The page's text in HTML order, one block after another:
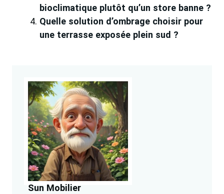
bioclimatique plutôt qu’un store banne ?
Quelle solution d’ombrage choisir pour
une terrasse exposée plein sud ?
Sun Mobilier